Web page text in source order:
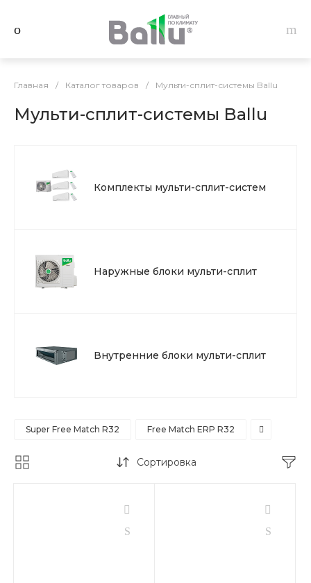
Главная / Каталог товаров / Мульти-сплит-системы Ballu
Мульти-сплит-системы Ballu
Комплекты мульти-сплит-систем
Наружные блоки мульти-сплит
Внутренние блоки мульти-сплит
Super Free Match R32 Free Match ERP R32
Сортировка